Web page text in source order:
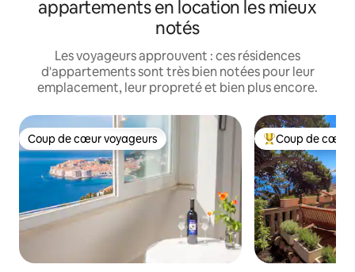
appartements en location les mieux
notés
Les voyageurs approuvent : ces résidences
d'appartements sont très bien notées pour leur
emplacement, leur propreté et bien plus encore.
Coup de cœur voyageurs
Coup de cœur voyageurs Coups de cœur
Coup de cœur